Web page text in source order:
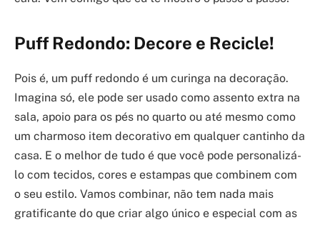
Puff Redondo: Decore e Recicle!
Pois é, um puff redondo é um curinga na decoração.
Imagina só, ele pode ser usado como assento extra na
sala, apoio para os pés no quarto ou até mesmo como
um charmoso item decorativo em qualquer cantinho da
casa. E o melhor de tudo é que você pode personalizá-
lo com tecidos, cores e estampas que combinem com
o seu estilo. Vamos combinar, não tem nada mais
gratificante do que criar algo único e especial com as